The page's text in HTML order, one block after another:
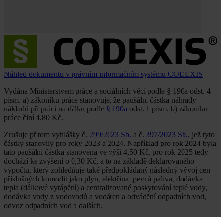
Náhled dokumentu v právním informačním systému CODEXIS
Vydána Ministerstvem práce a sociálních věcí podle § 190a odst. 4
písm. a) zákoníku práce stanovuje, že paušální částka náhrady
nákladů při práci na dálku podle § 190a odst. 1 písm. b) zákoníku
práce činí 4,80 Kč.
Zrušuje přitom vyhlášky č. 299/2023 Sb. a č. 397/2023 Sb., jež tyto
částky stanovily pro roky 2023 a 2024. Například pro rok 2024 byla
tato paušální částka stanovena ve výši 4,50 Kč, pro rok 2025 tedy
dochází ke zvýšení o 0,30 Kč, a to na základě deklarovaného
výpočtu, který zohledňuje také předpokládaný následný vývoj cen
příslušných komodit jako plyn, elektřina, pevná paliva, dodávka
tepla (dálkové vytápění) a centralizované poskytování teplé vody,
dodávka vody z vodovodů a vodáren a odvádění odpadních vod,
odvoz odpadních vod a dalších.